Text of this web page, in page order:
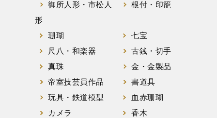
御所人形・市松人
形
根付・印籠
珊瑚
七宝
尺八・和楽器
古銭・切手
真珠
金・金製品
帝室技芸員作品
書道具
玩具・鉄道模型
血赤珊瑚
カメラ
香木